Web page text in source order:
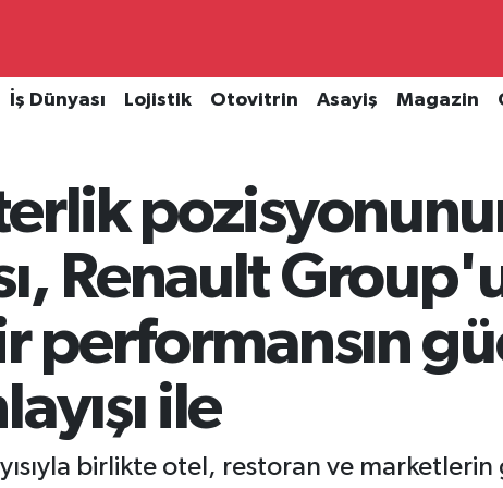
İş Dünyası Lojistik Otovitrin Asayiş Magazin
Renault
performansın
ile
birlikte otel, restoran ve marketlerin